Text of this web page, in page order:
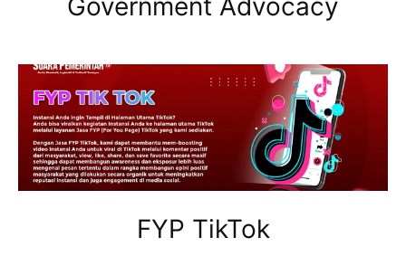
Government Advocacy
FYP TikTok